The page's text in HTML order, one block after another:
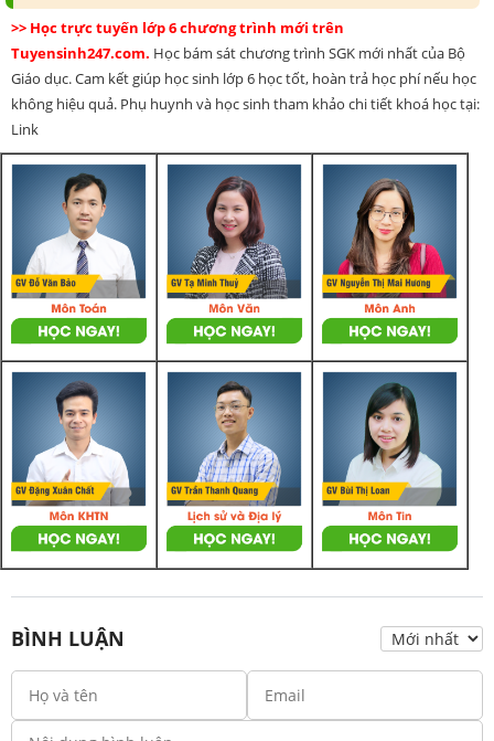
>> Học trực tuyến lớp 6 chương trình mới trên
Tuyensinh247.com. Học bám sát chương trình SGK mới nhất của Bộ
Giáo dục. Cam kết giúp học sinh lớp 6 học tốt, hoàn trả học phí nếu học
không hiệu quả. Phụ huynh và học sinh tham khảo chi tiết khoá học tại:
Link
BÌNH LUẬN